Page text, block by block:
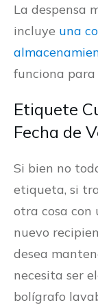
La despensa
incluye una
funciona para
Etiquete
Fecha de
Si bien no
etiqueta, si
otra cosa con
nuevo
desea
necesita ser
bolígrafo